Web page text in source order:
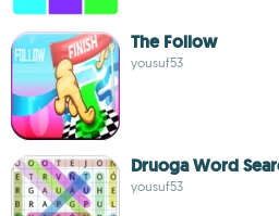
The Follow
yousuf53
Druoga Word
yousuf53